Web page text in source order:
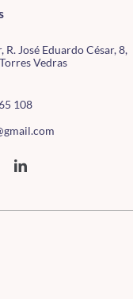
R. José Eduardo César, 8,
Vedras
108